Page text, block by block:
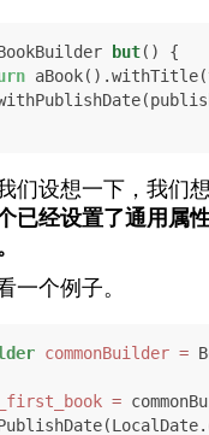
but()
{
们设想一下，我们
已经设置了通用属
一个例子。
commonBuilder =
=